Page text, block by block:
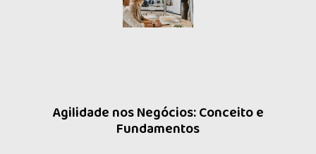
Agilidade nos Negócios: Conceito e
Fundamentos